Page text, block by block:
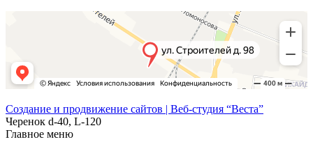
Создание и продвижение сайтов | Веб-студия “Веста”
Черенок d-40, L-120
Главное меню